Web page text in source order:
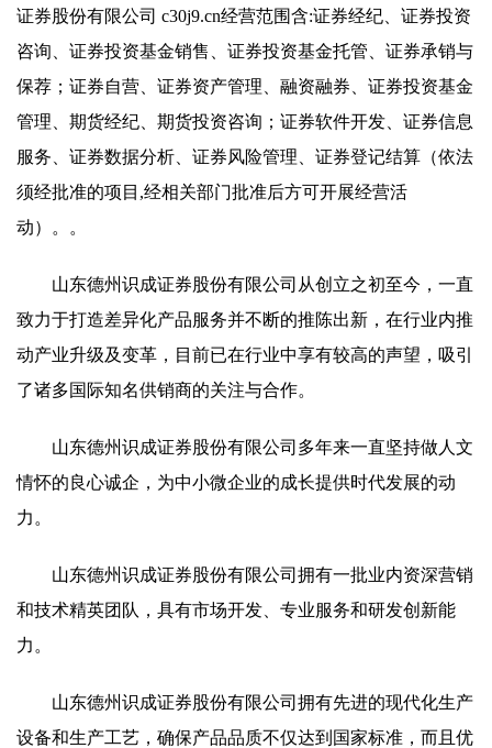
证券股份有限公司 c30j9.cn经营范围含:证券经纪、证券投资
咨询、证券投资基金销售、证券投资基金托管、证券承销与
保荐；证券自营、证券资产管理、融资融券、证券投资基金
管理、期货经纪、期货投资咨询；证券软件开发、证券信息
服务、证券数据分析、证券风险管理、证券登记结算（依法
须经批准的项目,经相关部门批准后方可开展经营活
动）。。
山东德州识成证券股份有限公司从创立之初至今，一直
致力于打造差异化产品服务并不断的推陈出新，在行业内推
动产业升级及变革，目前已在行业中享有较高的声望，吸引
了诸多国际知名供销商的关注与合作。
山东德州识成证券股份有限公司多年来一直坚持做人文
情怀的良心诚企，为中小微企业的成长提供时代发展的动
力。
山东德州识成证券股份有限公司拥有一批业内资深营销
和技术精英团队，具有市场开发、专业服务和研发创新能
力。
山东德州识成证券股份有限公司拥有先进的现代化生产
设备和生产工艺，确保产品品质不仅达到国家标准，而且优